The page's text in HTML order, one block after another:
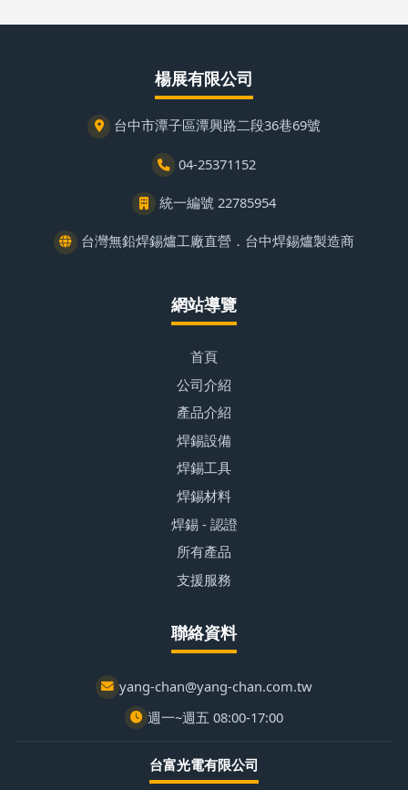
楊展有限公司
台中市潭子區潭興路二段36巷69號
04-25371152
統一編號 22785954
台灣無鉛焊錫爐工廠直營．台中焊錫爐製造商
網站導覽
首頁
公司介紹
產品介紹
焊錫設備
焊錫工具
焊錫材料
焊錫 - 認證
所有產品
支援服務
聯絡資料
yang-chan@yang-chan.com.tw
週一~週五 08:00-17:00
台富光電有限公司